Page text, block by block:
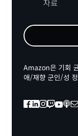
Amazon은 기회
애/재향 군인/성